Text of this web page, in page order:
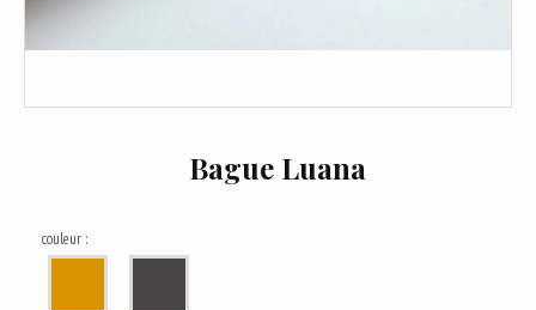
Bague Luana
couleur :